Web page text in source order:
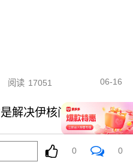
阅读 17051 06-16
解决伊核问题的正确途
0 0